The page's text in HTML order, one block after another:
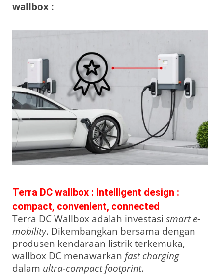
wallbox :
Terra DC wallbox : Intelligent design :
compact, convenient, connected
Terra DC Wallbox adalah investasi smart e-
mobility. Dikembangkan bersama dengan
produsen kendaraan listrik terkemuka,
wallbox DC menawarkan fast charging
dalam ultra-compact footprint.